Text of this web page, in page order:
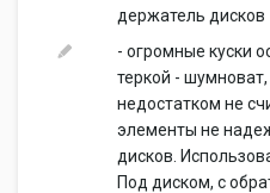
держатель дисков
- огромные куски
теркой -
недостатком не
элементы не
дисков.
Под диском, с